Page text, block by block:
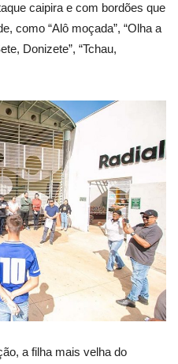
caipira e com bordões que
como “Alô moçada”, “Olha a
Donizete”, “Tchau,
a filha mais velha do